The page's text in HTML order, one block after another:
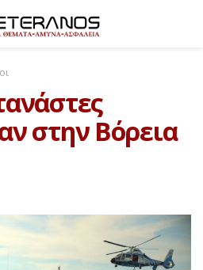
στην Βόρεια